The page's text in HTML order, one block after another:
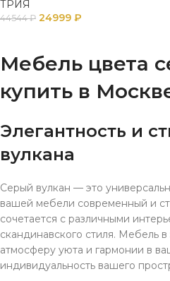
ТРИЯ
44544₽ 24999 ₽
Мебель цвета
купить в
Элегантность и
вулкана
Серый вулкан — это
вашей мебели современный и
сочетается с различными
скандинавского стиля. Мебель
атмосферу уюта и гармонии в
индивидуальность вашего